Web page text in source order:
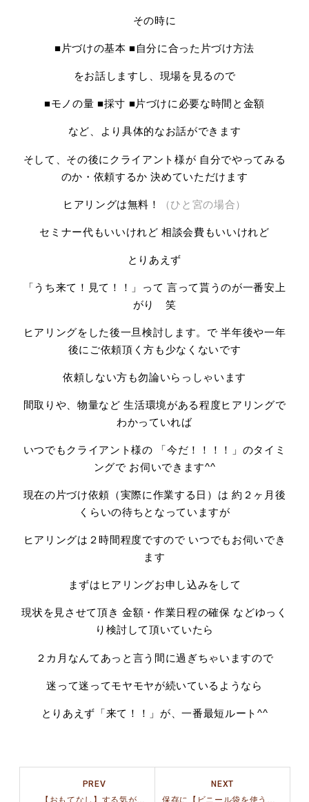
その時に
■片づけの基本 ■自分に合った片づけ方法
をお話しますし、現場を見るので
■モノの量 ■採寸 ■片づけに必要な時間と金額
など、より具体的なお話ができます
そして、その後にクライアント様が 自分でやってみる
のか・依頼するか 決めていただけます
ヒアリングは無料！ （ひと宮の場合）
セミナー代もいいけれど 相談会費もいいけれど
とりあえず
「うち来て！見て！！」って 言って貰うのが一番安上
がり 笑
ヒアリングをした後一旦検討します。で 半年後や一年
後にご依頼頂く方も少なくないです
依頼しない方も勿論いらっしゃいます
間取りや、物量など 生活環境がある程度ヒアリングで
わかっていれば
いつでもクライアント様の 「今だ！！！！」のタイミ
ングで お伺いできます^^
現在の片づけ依頼（実際に作業する日）は 約２ヶ月後
くらいの待ちとなっていますが
ヒアリングは２時間程度ですので いつでもお伺いでき
ます
まずはヒアリングお申し込みをして
現状を見させて頂き 金額・作業日程の確保 などゆっく
り検討して頂いていたら
２カ月なんてあっと言う間に過ぎちゃいますので
迷って迷ってモヤモヤが続いているようなら
とりあえず「来て！！」が、一番最短ルート^^
NEXT
PREV